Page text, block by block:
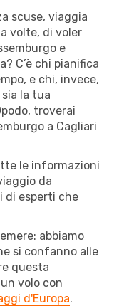
scuse, viaggia
volte, di voler
e
C’è chi pianifica
e chi, invece,
la tua
troverai
a Cagliari
le informazioni
da
di esperti che
abbiamo
si confanno alle
questa
volo con
d'Europa.